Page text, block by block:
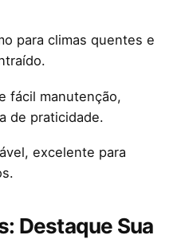
para climas quentes e
fácil manutenção,
de praticidade.
excelente para
Destaque Sua